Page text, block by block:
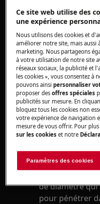
Solution
Le purificateur d'air
suivantes:
Les PM 2,5sont
inhalables de
moins de
potentiellement
pénétrer dans
altérer la
peuvent inclure
combustion,
des émissions
Les PM 1sont
de diamètre
pour pénétrer
Ce site web utilise des
une expérience
Nous utilisons des cookies et
améliorer notre site, mais aussi
marketing. Nous partageons
à votre utilisation de notre site
réseaux sociaux, la publicité et
les cookies », vous consentez
pouvons ainsipersonnaliser
proposer desoffres spéciales
publicités sur mesure. En
bloquez tous les cookies non
votre expérience de navigation
mesure de vous offrir. Pour
sur les cookies et notre
Paramètres des cookies